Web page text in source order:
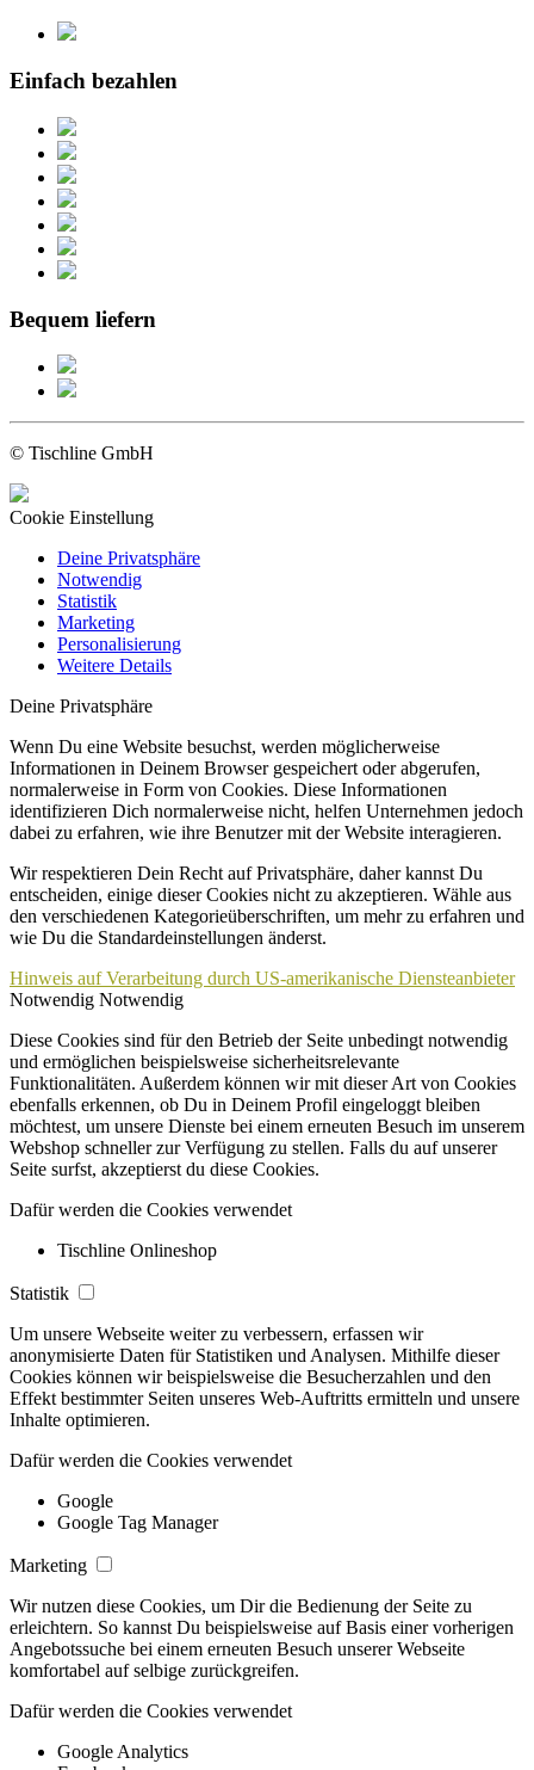
Einfach bezahlen
Bequem liefern
© Tischline GmbH
Cookie Einstellung
Deine Privatsphäre
Notwendig
Statistik
Marketing
Personalisierung
Weitere Details
Deine Privatsphäre
Wenn Du eine Website besuchst, werden möglicherweise
Informationen in Deinem Browser gespeichert oder abgerufen,
normalerweise in Form von Cookies. Diese Informationen
identifizieren Dich normalerweise nicht, helfen Unternehmen jedoch
dabei zu erfahren, wie ihre Benutzer mit der Website interagieren.
Wir respektieren Dein Recht auf Privatsphäre, daher kannst Du
entscheiden, einige dieser Cookies nicht zu akzeptieren. Wähle aus
den verschiedenen Kategorieüberschriften, um mehr zu erfahren und
wie Du die Standardeinstellungen änderst.
Hinweis auf Verarbeitung durch US-amerikanische Diensteanbieter
Notwendig Notwendig
Diese Cookies sind für den Betrieb der Seite unbedingt notwendig
und ermöglichen beispielsweise sicherheitsrelevante
Funktionalitäten. Außerdem können wir mit dieser Art von Cookies
ebenfalls erkennen, ob Du in Deinem Profil eingeloggt bleiben
möchtest, um unsere Dienste bei einem erneuten Besuch im unserem
Webshop schneller zur Verfügung zu stellen. Falls du auf unserer
Seite surfst, akzeptierst du diese Cookies.
Dafür werden die Cookies verwendet
Tischline Onlineshop
Statistik
Um unsere Webseite weiter zu verbessern, erfassen wir
anonymisierte Daten für Statistiken und Analysen. Mithilfe dieser
Cookies können wir beispielsweise die Besucherzahlen und den
Effekt bestimmter Seiten unseres Web-Auftritts ermitteln und unsere
Inhalte optimieren.
Dafür werden die Cookies verwendet
Google
Google Tag Manager
Marketing
Wir nutzen diese Cookies, um Dir die Bedienung der Seite zu
erleichtern. So kannst Du beispielsweise auf Basis einer vorherigen
Angebotssuche bei einem erneuten Besuch unserer Webseite
komfortabel auf selbige zurückgreifen.
Dafür werden die Cookies verwendet
Google Analytics